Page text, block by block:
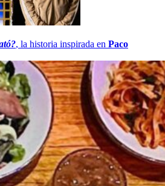
, la historia inspirada en Paco